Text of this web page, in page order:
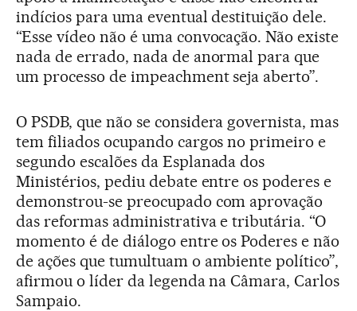
indícios para uma eventual destituição dele.
“Esse vídeo não é uma convocação. Não existe
nada de errado, nada de anormal para que
um processo de impeachment seja aberto”.
O PSDB, que não se considera governista, mas
tem filiados ocupando cargos no primeiro e
segundo escalões da Esplanada dos
Ministérios, pediu debate entre os poderes e
demonstrou-se preocupado com aprovação
das reformas administrativa e tributária. “O
momento é de diálogo entre os Poderes e não
de ações que tumultuam o ambiente político”,
afirmou o líder da legenda na Câmara, Carlos
Sampaio.